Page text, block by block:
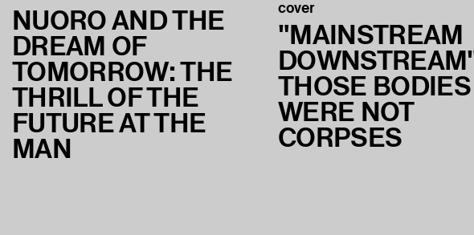
NUORO AND THE
DREAM OF
TOMORROW: THE
THRILL OF THE
FUTURE AT THE
MAN
"MAINSTREAM
THOSE BODIES
WERE NOT
CORPSES